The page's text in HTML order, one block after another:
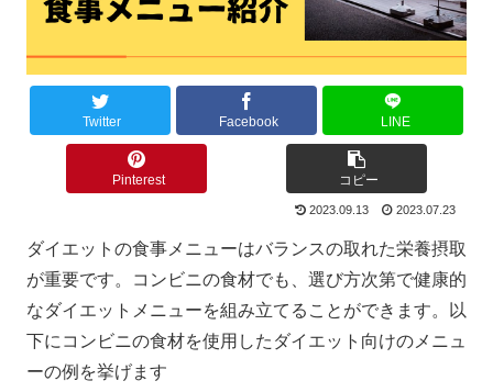
Twitter Facebook LINE
Pinterest コピー
2023.09.13 2023.07.23
ダイエットの食事メニューはバランスの取れた栄養摂取
が重要です。コンビニの食材でも、選び方次第で健康的
なダイエットメニューを組み立てることができます。以
下にコンビニの食材を使用したダイエット向けのメニュ
ーの例を挙げます